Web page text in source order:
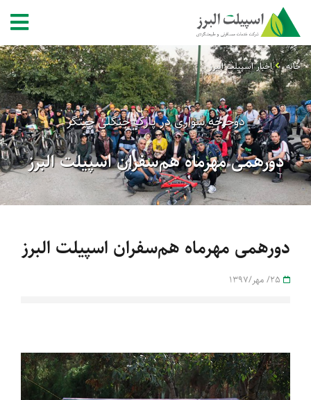
خانه اخبار اسپیلت البرز
دوچرخه سواری در پارک جنگلی چیتگر
دورهمی مهرماه هم‌سفران اسپیلت البرز
دورهمی مهرماه هم‌سفران اسپیلت البرز